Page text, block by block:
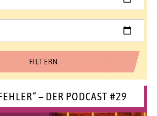
– DER PODCAST #29